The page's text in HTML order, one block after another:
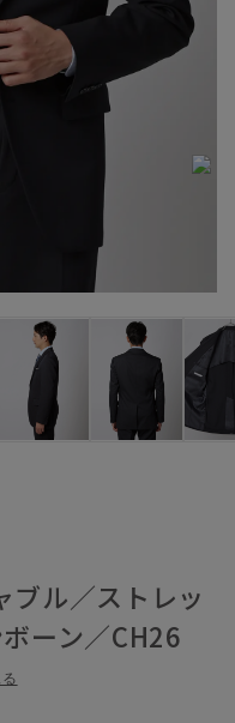
ブル／ストレッ
ーン／CH26